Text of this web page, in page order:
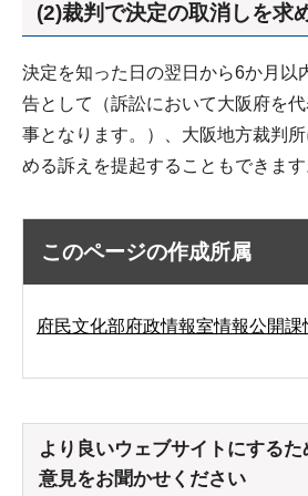
(2)裁判で決定の取消しを求
決定を知った日の翌日から6か月以
告として（訴訟において大阪府を
事となります。）、大阪地方裁判
める訴えを提起することもできます
このページの作成所属
府民文化部府政情報室情報公開
より良いウェブサイトにする
意見をお聞かせください